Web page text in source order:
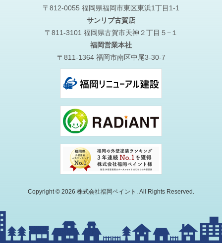
〒812-0055 福岡県福岡市東区東浜1丁目1-1
サンリブ古賀店
〒811-3101 福岡県古賀市天神２丁目５−１
福岡営業本社
〒811-1364 福岡市南区中尾3-30-7
Copyright © 2026 株式会社福岡ペイント. All Rights Reserved.